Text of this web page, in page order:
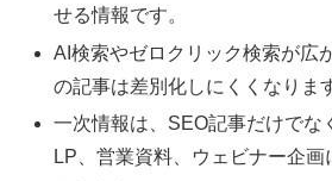
せる情報です。
AI検索やゼロクリック検索が広
の記事は差別化しにくくなりま
一次情報は、SEO記事だけでな
LP、営業資料、ウェビナー企画